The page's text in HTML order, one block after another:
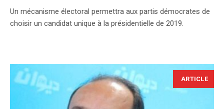
Un mécanisme électoral permettra aux partis démocrates de
choisir un candidat unique à la présidentielle de 2019.
ARTICLE